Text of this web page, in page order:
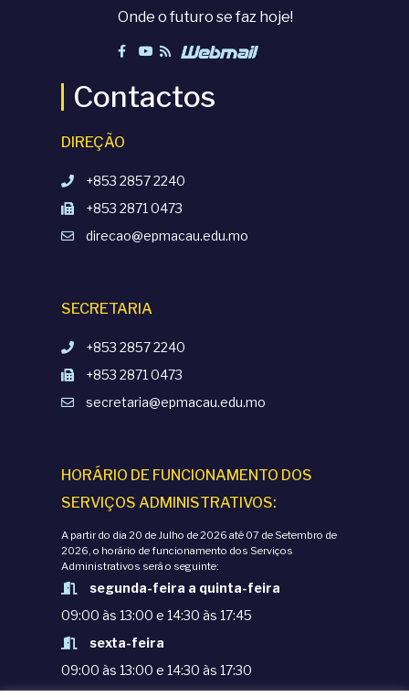
Onde o futuro se faz hoje!
Contactos
DIREÇÃO
+853 2857 2240
+853 2871 0473
direcao@epmacau.edu.mo
SECRETARIA
+853 2857 2240
+853 2871 0473
secretaria@epmacau.edu.mo
HORÁRIO DE FUNCIONAMENTO DOS
SERVIÇOS ADMINISTRATIVOS:
A partir do dia 20 de Julho de 2026 até 07 de Setembro de
2026, o horário de funcionamento dos Serviços
Administrativos será o seguinte:
segunda-feira a quinta-feira
09:00 às 13:00 e 14:30 às 17:45
sexta-feira
09:00 às 13:00 e 14:30 às 17:30